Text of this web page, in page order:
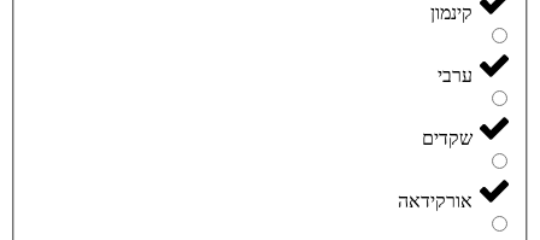
קינמון
ערבי
שקדים
אורקידאה